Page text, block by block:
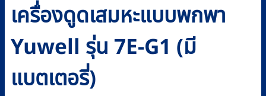
เครื่องดูดเสมหะแบบพกพา
Yuwell รุ่น 7E-G1 (มี
แบตเตอรี่)